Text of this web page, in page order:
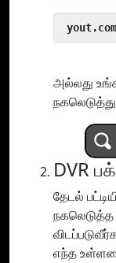
அல்லது
DVR
தேடல்
நகலெடுத்த
எந்த